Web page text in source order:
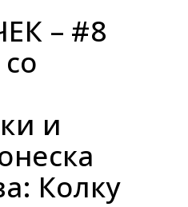
– #8
и
Колку